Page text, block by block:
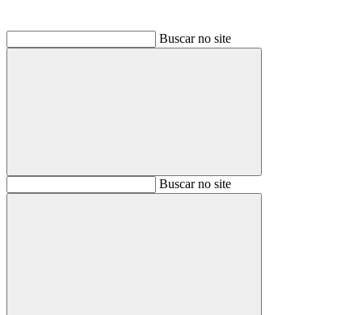
Buscar no site
BuscarBuscar no site